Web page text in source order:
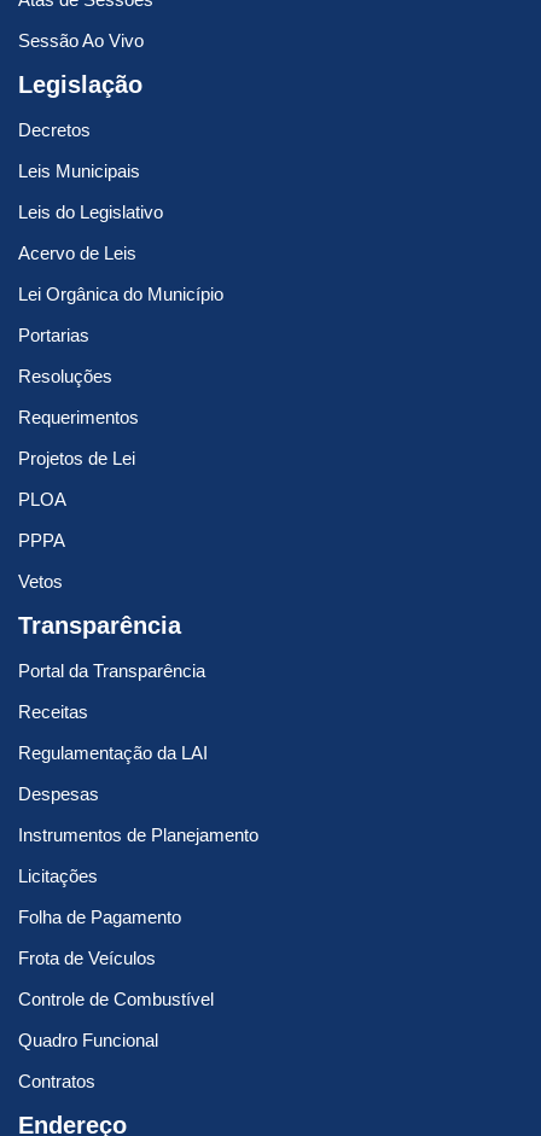
Sessão Ao Vivo
Legislação
Decretos
Leis Municipais
Leis do Legislativo
Acervo de Leis
Lei Orgânica do Município
Portarias
Resoluções
Requerimentos
Projetos de Lei
PLOA
PPPA
Vetos
Transparência
Portal da Transparência
Receitas
Regulamentação da LAI
Despesas
Instrumentos de Planejamento
Licitações
Folha de Pagamento
Frota de Veículos
Controle de Combustível
Quadro Funcional
Contratos
Endereço